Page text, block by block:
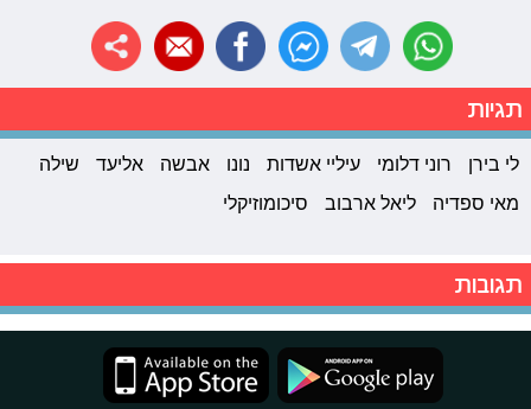
תגיות
לי בירן רוני דלומי עיליי אשדות נונו אבשה אליעד
שילה
מאי ספדיה
ליאל ארבוב סיכומוזיקלי
תגובות